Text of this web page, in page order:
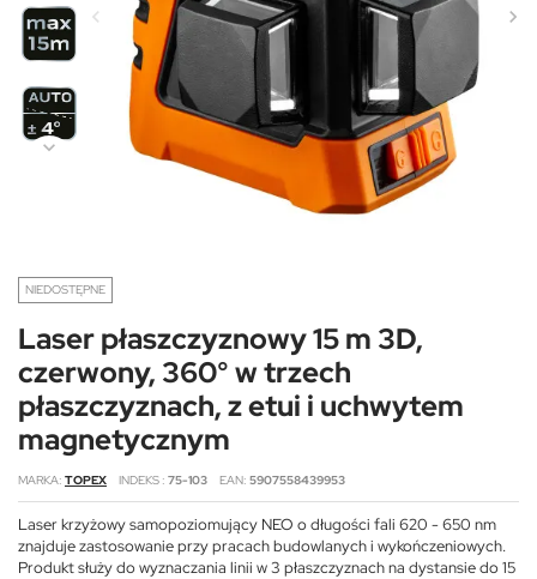
NIEDOSTĘPNE
Laser płaszczyznowy 15 m 3D,
czerwony, 360° w trzech
płaszczyznach, z etui i uchwytem
magnetycznym
MARKA TOPEX INDEKS 75-103 EAN 5907558439953
Laser krzyżowy samopoziomujący NEO o długości fali 620 - 650 nm
znajduje zastosowanie przy pracach budowlanych i wykończeniowych.
Produkt służy do wyznaczania linii w 3 płaszczyznach na dystansie do 15